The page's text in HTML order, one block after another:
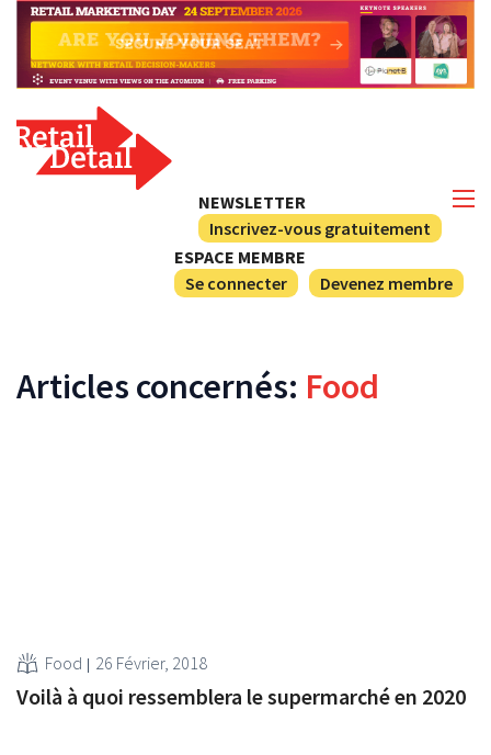
NEWSLETTER
Inscrivez-vous gratuitement
ESPACE MEMBRE
Se connecter
Devenez membre
Articles concernés: Food
Food 26 Février, 2018
Voilà à quoi ressemblera le supermarché en 2020